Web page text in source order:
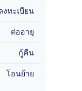
งทะเบียน
ต่ออายุ
กู้คืน
โอนย้าย